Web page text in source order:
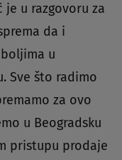
u razgovoru za
da i
u
Sve što radimo
za ovo
u Beogradsku
pristupu prodaje